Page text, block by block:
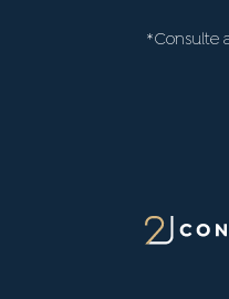
*Consulte